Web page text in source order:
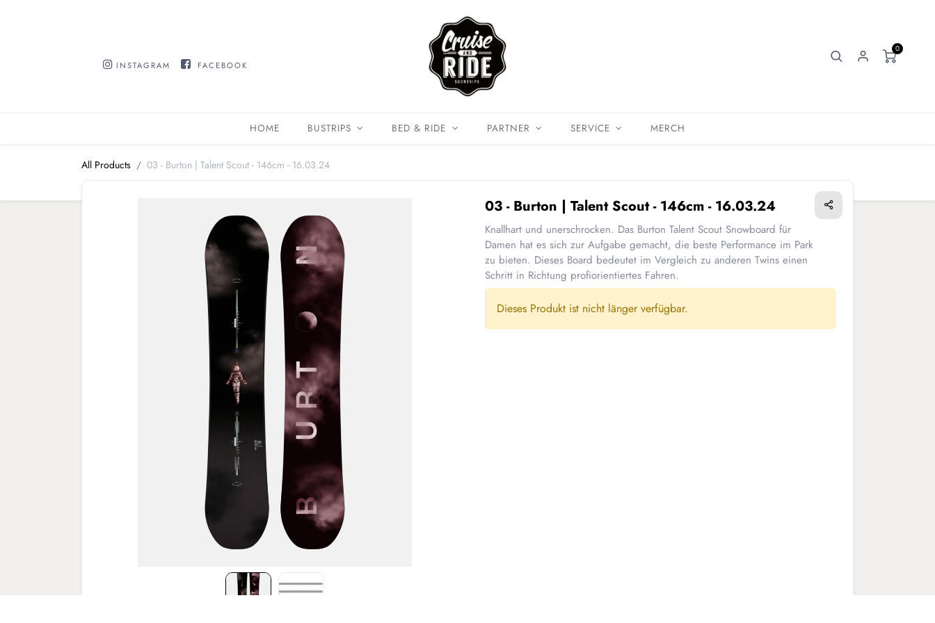
INSTAGRAM FACEBOOK
0
HOME BUSTRIPS BED & RIDE PARTNER SERVICE MERCH
All Products 03 - Burton | Talent Scout - 146cm - 16.03.24
03 - Burton | Talent Scout - 146cm - 16.03.24
Knallhart und unerschrocken. Das Burton Talent Scout Snowboard für
Damen hat es sich zur Aufgabe gemacht, die beste Performance im Park
zu bieten. Dieses Board bedeutet im Vergleich zu anderen Twins einen
Schritt in Richtung profiorientiertes Fahren.
Dieses Produkt ist nicht länger verfügbar.